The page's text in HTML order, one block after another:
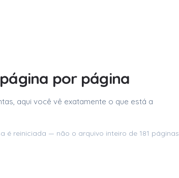
por página
aqui você vê exatamente o que está a
é reiniciada — não o arquivo inteiro de 181 páginas.